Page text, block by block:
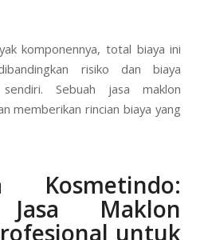
komponennya, total biaya ini
risiko dan biaya
Sebuah jasa maklon
memberikan rincian biaya yang
Kosmetindo:
Jasa Maklon
untuk